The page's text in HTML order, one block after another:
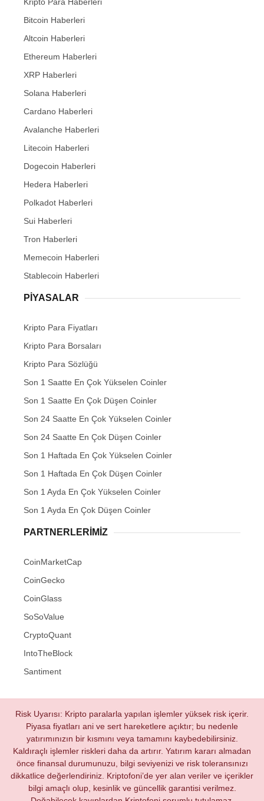
Bitcoin Haberleri
Altcoin Haberleri
Ethereum Haberleri
XRP Haberleri
Solana Haberleri
Cardano Haberleri
Avalanche Haberleri
Litecoin Haberleri
Dogecoin Haberleri
Hedera Haberleri
Polkadot Haberleri
Sui Haberleri
Tron Haberleri
Memecoin Haberleri
Stablecoin Haberleri
PIYASALAR
Kripto Para Fiyatları
Kripto Para Borsaları
Kripto Para Sözlüğü
Son 1 Saatte En Çok Yükselen Coinler
Son 1 Saatte En Çok Düşen Coinler
Son 24 Saatte En Çok Yükselen Coinler
Son 24 Saatte En Çok Düşen Coinler
Son 1 Haftada En Çok Yükselen Coinler
Son 1 Haftada En Çok Düşen Coinler
Son 1 Ayda En Çok Yükselen Coinler
Son 1 Ayda En Çok Düşen Coinler
PARTNERLERIMIZ
CoinMarketCap
CoinGecko
CoinGlass
SoSoValue
CryptoQuant
IntoTheBlock
Santiment
Risk Uyarısı: Kripto paralarla yapılan işlemler yüksek risk içerir.
Piyasa fiyatları ani ve sert hareketlere açıktır; bu nedenle
yatırımınızın bir kısmını veya tamamını kaybedebilirsiniz.
Kaldıraçlı işlemler riskleri daha da artırır. Yatırım kararı almadan
önce finansal durumunuzu, bilgi seviyenizi ve risk toleransınızı
dikkatlice değerlendiriniz. Kriptofoni’de yer alan veriler ve içerikler
bilgi amaçlı olup, kesinlik ve güncellik garantisi verilmez.